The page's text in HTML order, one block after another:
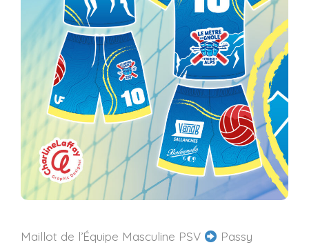
Maillot de l’Équipe Masculine PSV
Passy